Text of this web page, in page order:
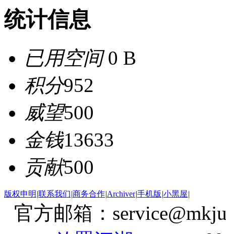
统计信息
已用空间0 B
积分952
威望500
金钱13633
贡献500
版权申明 |联系我们|商务合作|Archiver|手机版 |小黑屋|
官方邮箱：